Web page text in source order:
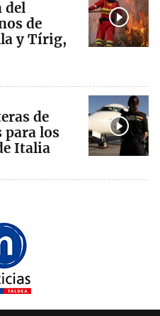
del
de
y Tírig,
de
para los
Italia